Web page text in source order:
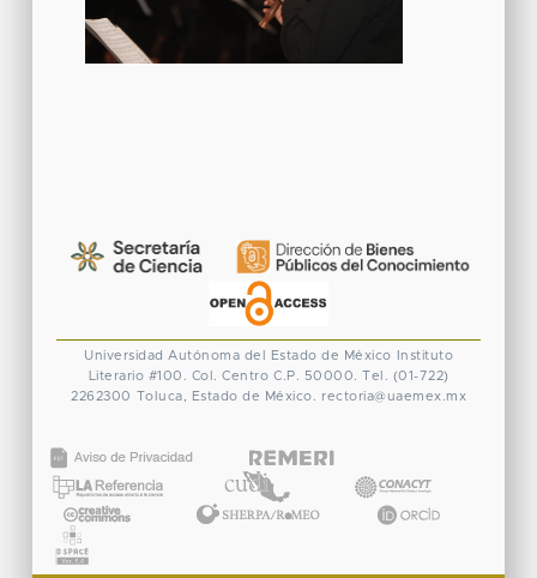
Universidad Autónoma del Estado de México
Instituto
Literario #100. Col. Centro C.P. 50000. Tel. (01-722)
2262300 Toluca, Estado de México. rectoria@uaemex.mx